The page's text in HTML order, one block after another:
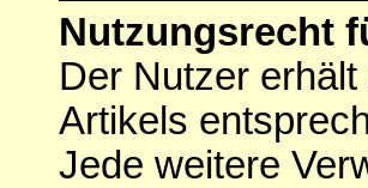
Nutzungsrecht
Der Nutzer
Artikels
Jede weitere